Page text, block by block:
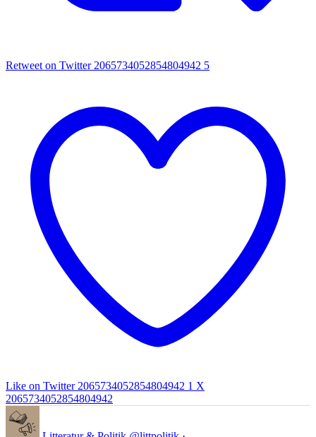
Retweet on Twitter 2065734052854804942 5
Like on Twitter 2065734052854804942 1 X
2065734052854804942